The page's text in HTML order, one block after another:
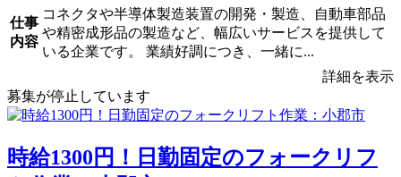
仕事
内容
コネクタや半導体製造装置の開発・製造、自動車部品
や精密成形品の製造など、幅広いサービスを提供して
いる企業です。 業績好調につき、一緒に...
詳細を表示
募集が停止しています
時給1300円！日勤固定のフォークリフ